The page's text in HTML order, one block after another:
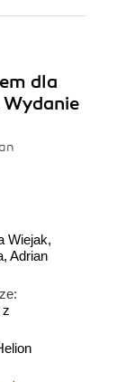
dla
Wiejak,
, Adrian
z